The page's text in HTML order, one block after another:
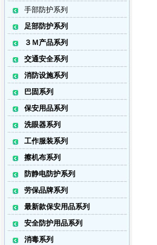
手部防护系列
足部防护系列
３Ｍ产品系列
交通安全系列
消防设施系列
巴固系列
保安用品系列
洗眼器系列
工作服装系列
擦机布系列
防静电防护系列
劳保品牌系列
最新款保安用品系列
安全防护用品系列
消毒系列